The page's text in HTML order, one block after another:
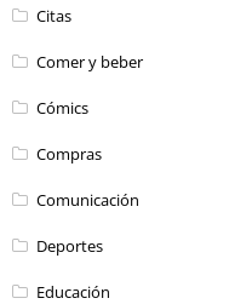
Citas
Comer y beber
Cómics
Compras
Comunicación
Deportes
Educación